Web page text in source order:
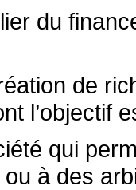
du
de
l’objectif
qui
à des